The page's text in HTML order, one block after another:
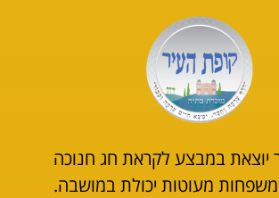
יוצאת במבצע לקראת חג חנוכה
מעוטות יכולת במושבה.